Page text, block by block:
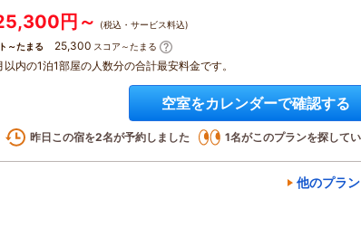
円～ (税込・サービス料込)
～たまる 25,300 スコア～たまる
内の1泊1部屋の人数分の合計最安料金です。
空室をカレンダーで確認する
昨日この宿を2名が予約しました 1名がこのプランを探して
他のプラ